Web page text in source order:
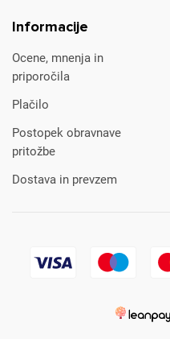
Informacije
Ocene, mnenja in
priporočila
Plačilo
Postopek obravnave
pritožbe
Dostava in prevzem